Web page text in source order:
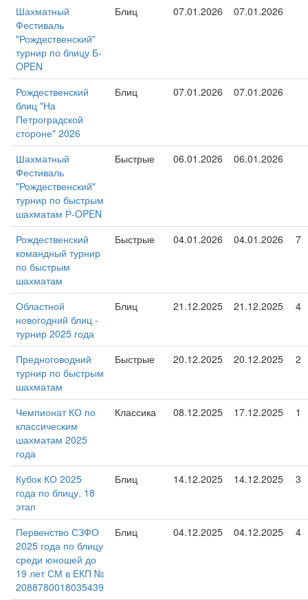
Шахматный
Фестиваль
"Рождественский"
турнир по блицу Б-
OPEN
Блиц 07.01.2026 07.01.2026
Рождественский
блиц "На
Петроградской
стороне" 2026
Блиц 07.01.2026 07.01.2026
Шахматный
Фестиваль
"Рождественский"
турнир по быстрым
шахматам Р-OPEN
Быстрые 06.01.2026 06.01.2026
Рождественский
командный турнир
по быстрым
шахматам
Быстрые 04.01.2026 04.01.2026 7
Областной
новогодний блиц -
турнир 2025 года
Блиц 21.12.2025 21.12.2025 4
Предноговодний
турнир по быстрым
шахматам
Быстрые 20.12.2025 20.12.2025 2
Чемпионат КО по
классическим
шахматам 2025
года
Классика 08.12.2025 17.12.2025 1
Кубок КО 2025
года по блицу, 18
этап
Блиц 14.12.2025 14.12.2025 3
Первенство СЗФО
2025 года по блицу
среди юношей до
19 лет СМ в ЕКП №
2088780018035439
Блиц 04.12.2025 04.12.2025 4